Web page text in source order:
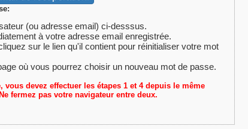
(ou adresse email) ci-desssus.
à votre adresse email enregistrée.
sur le lien qu'il contient pour réinitialiser votre mot
où vous pourrez choisir un nouveau mot de passe.
devez effectuer les étapes 1 et 4 depuis le même
fermez pas votre navigateur entre deux.